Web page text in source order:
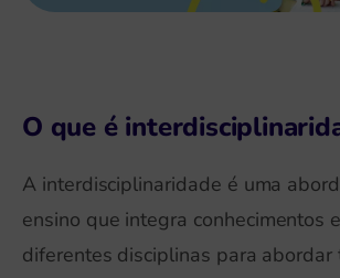
O que é
A interdisciplinaridade é uma
ensino que integra conhecimentos
diferentes disciplinas para abordar